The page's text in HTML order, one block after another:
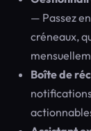
— Passez
créneaux,
Boîte de